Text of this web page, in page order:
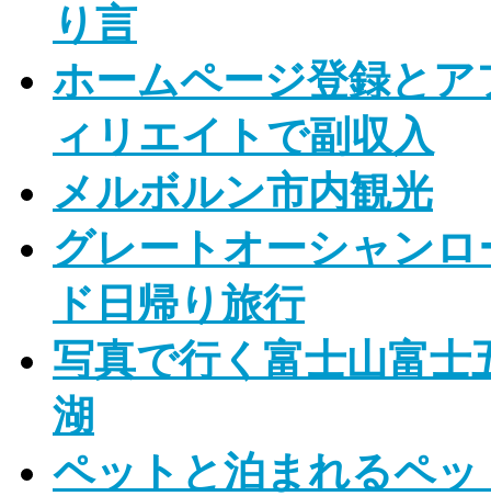
り言
ホームページ登録とア
ィリエイトで副収入
メルボルン市内観光
グレートオーシャンロ
ド日帰り旅行
写真で行く富士山富士
湖
ペットと泊まれるペッ